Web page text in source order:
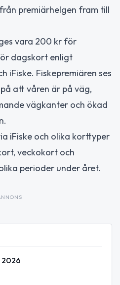
premiärhelgen fram till
vara 200 kr för
dagskort enligt
iFiske. Fiskepremiären ses
att våren är på väg,
vägkanter och ökad
iFiske och olika korttyper
veckokort och
perioder under året.
2026